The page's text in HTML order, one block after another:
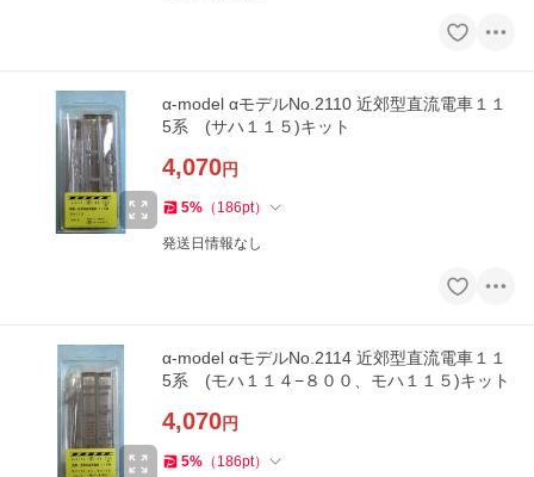
α-model αモデルNo.2110 近郊型直流電車１１
5系 (サハ１１５)キット
4,070円
5% （ 186pt）
発送日情報なし
α-model αモデルNo.2114 近郊型直流電車１１
5系 (モハ１１４−８００、モハ１１５)キット
4,070円
5% （ 186pt）